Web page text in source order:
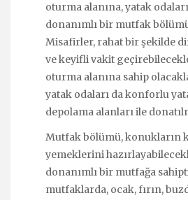
oturma alanına, yatak
donanımlı bir mutfak
Misafirler, rahat bir şekilde
ve keyifli vakit
oturma alanına sahip
yatak odaları da konforlu
depolama alanları ile
Mutfak bölümü, konukların
yemeklerini
donanımlı bir mutfağa
mutfaklarda, ocak, fırın,